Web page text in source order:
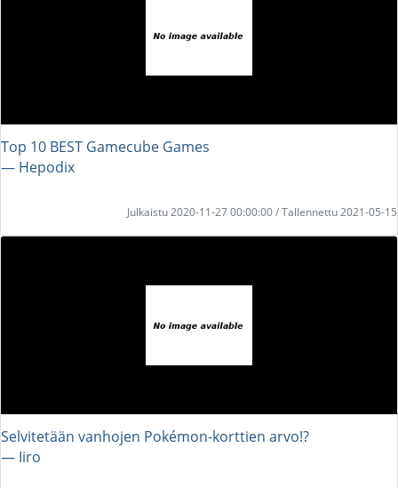
Top 10 BEST Gamecube Games
― Hepodix
Julkaistu 2020-11-27 00:00:00 / Tallennettu 2021-05-15
Selvitetään vanhojen Pokémon-korttien arvo!?
― Iiro